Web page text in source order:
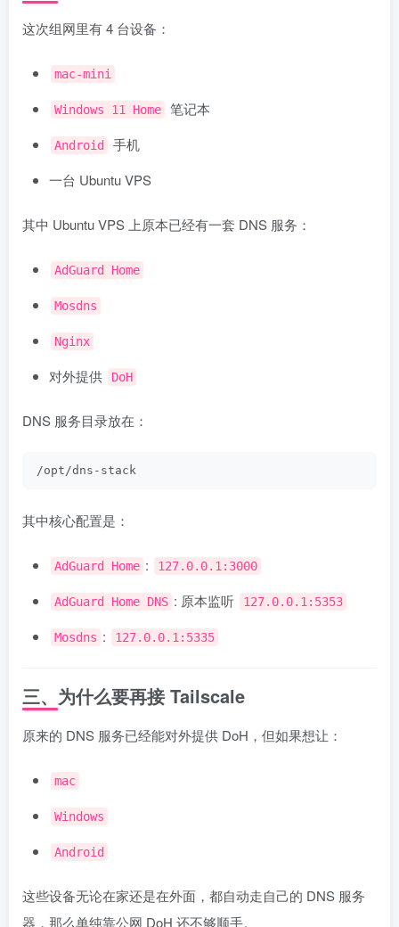
这次组网里有 4 台设备：
mac-mini
Windows 11 Home 笔记本
Android
手机
一台 Ubuntu VPS
其中 Ubuntu VPS 上原本已经有一套 DNS 服务：
AdGuard Home
Mosdns
Nginx
对外提供 DoH
DNS 服务目录放在：
/opt/dns-stack
其中核心配置是：
AdGuard Home : 127.0.0.1:3000
AdGuard Home DNS : 原本监听 127.0.0.1:5353
Mosdns : 127.0.0.1:5335
三、为什么要再接 Tailscale
原来的 DNS 服务已经能对外提供 DoH，但如果想让：
mac
Windows
Android
这些设备无论在家还是在外面，都自动走自己的 DNS 服务
器，那么单纯靠公网 DoH 还不够顺手。